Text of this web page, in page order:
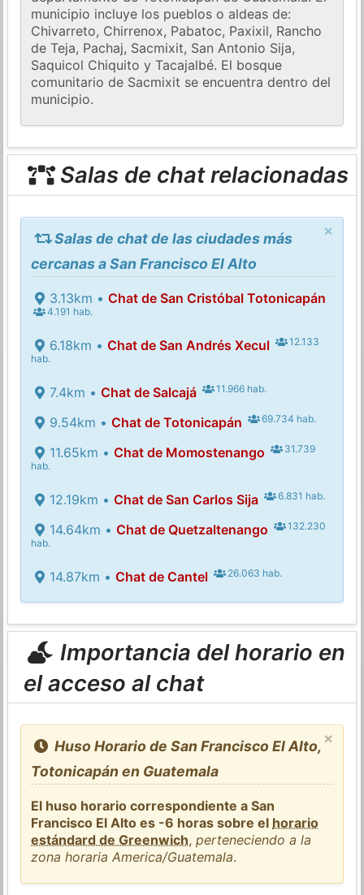
municipio incluye los pueblos o aldeas de:
Chivarreto, Chirrenox, Pabatoc, Paxixil, Rancho
de Teja, Pachaj, Sacmixit, San Antonio Sija,
Saquicol Chiquito y Tacajalbé. El bosque
comunitario de Sacmixit se encuentra dentro del
municipio.
Salas de chat relacionadas
×
Salas de chat de las ciudades más
cercanas a San Francisco El Alto
3.13km • Chat de San Cristóbal Totonicapán
4.191 hab.
6.18km • Chat de San Andrés Xecul
12.133
hab.
7.4km • Chat de Salcajá 11.966 hab.
9.54km • Chat de Totonicapán 69.734 hab.
11.65km • Chat de Momostenango
31.739
hab.
12.19km • Chat de San Carlos Sija 6.831 hab.
14.64km • Chat de Quetzaltenango
132.230
hab.
14.87km • Chat de Cantel 26.063 hab.
Importancia del horario en
el acceso al chat
×
Huso Horario de San Francisco El Alto,
Totonicapán en Guatemala
El huso horario correspondiente a San
Francisco El Alto es -6 horas sobre el horario
estándard de Greenwich,perteneciendo a la
zona horaria America/Guatemala.